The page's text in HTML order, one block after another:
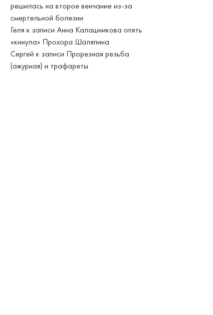
решилась на второе венчание из-за
смертельной болезни
Геля к записиАнна Калашникова опять
«кинула» Прохора Шаляпина
Сергей к записи Прорезная резьба
(ажурная) и трафареты